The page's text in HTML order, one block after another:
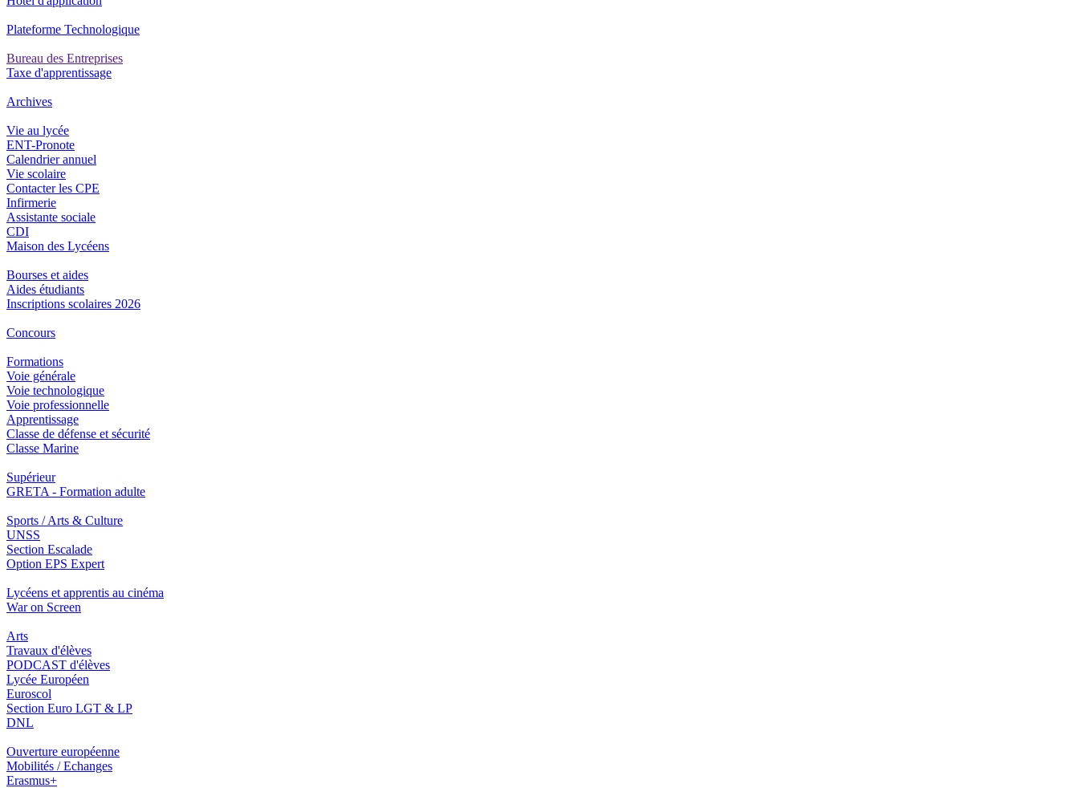
Plateforme Technologique
Bureau des Entreprises
Taxe d'apprentissage
Archives
Vie au lycée
ENT-Pronote
Calendrier annuel
Vie scolaire
Contacter les CPE
Infirmerie
Assistante sociale
CDI
Maison des Lycéens
Bourses et aides
Aides étudiants
Inscriptions scolaires 2026
Concours
Formations
Voie générale
Voie technologique
Voie professionnelle
Apprentissage
Classe de défense et sécurité
Classe Marine
Supérieur
GRETA - Formation adulte
Sports / Arts & Culture
UNSS
Section Escalade
Option EPS Expert
Lycéens et apprentis au cinéma
War on Screen
Arts
Travaux d'élèves
PODCAST d'élèves
Lycée Européen
Euroscol
Section Euro LGT & LP
DNL
Ouverture européenne
Mobilités / Echanges
Erasmus+